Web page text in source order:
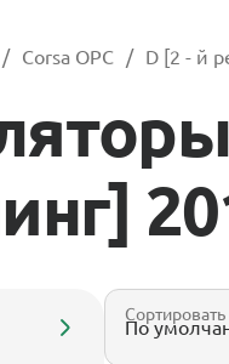
Corsa OPC D [2 - й
Сортировать